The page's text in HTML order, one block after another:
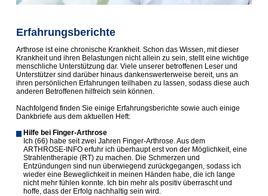
Erfahrungsberichte
Arthrose ist eine chronische Krankheit. Schon das Wissen, mit dieser
Krankheit und ihren Belastungen nicht allein zu sein, stellt eine wichtige
menschliche Unterstützung dar. Viele unserer betroffenen Leser und
Unterstützer sind darüber hinaus dankenswerterweise bereit, uns an
ihren persönlichen Erfahrungen teilhaben zu lassen, sodass diese auch
anderen Betroffenen hilfreich sein können.
Nachfolgend finden Sie einige Erfahrungsberichte sowie auch einige
Dankbriefe aus dem aktuellen Heft:
Hilfe bei Finger-Arthrose
Ich (66) habe seit zwei Jahren Finger-Arthrose. Aus dem
ARTHROSE-INFO erfuhr ich überhaupt erst von der Möglichkeit, eine
Strahlentherapie (RT) zu machen. Die Schmerzen und
Entzündungen sind nun überwiegend zurückgegangen, sodass ich
wieder eine Beweglichkeit in meinen Händen habe, die ich lange
nicht mehr fühlen konnte. Ich bin mehr als positiv überrascht und
hoffe, dass der Erfolg nachhaltig sein wird.